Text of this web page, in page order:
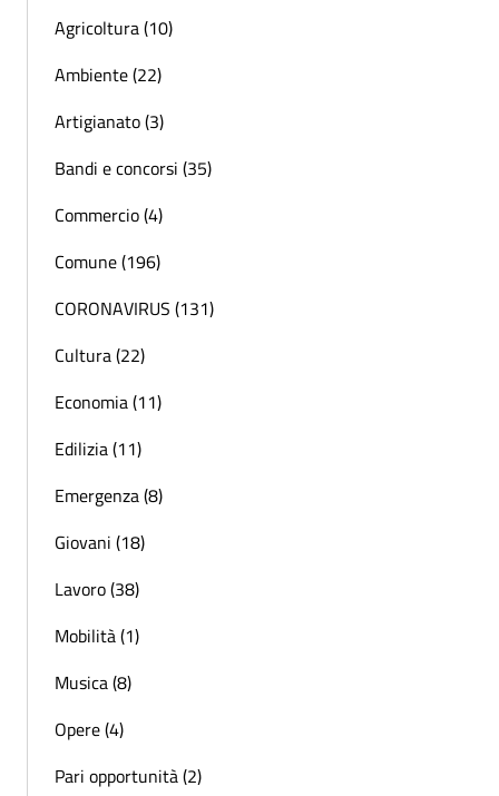
Agricoltura (10)
Ambiente (22)
Artigianato (3)
Bandi e concorsi (35)
Commercio (4)
Comune (196)
CORONAVIRUS (131)
Cultura (22)
Economia (11)
Edilizia (11)
Emergenza (8)
Giovani (18)
Lavoro (38)
Mobilità (1)
Musica (8)
Opere (4)
Pari opportunità (2)